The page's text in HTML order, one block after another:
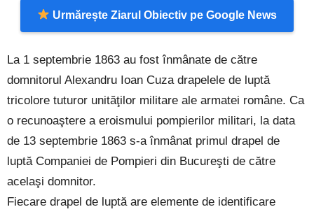
Urmărește Ziarul Obiectiv pe Google News
La 1 septembrie 1863 au fost înmânate de către
domnitorul Alexandru Ioan Cuza drapelele de luptă
tricolore tuturor unităţilor militare ale armatei române. Ca
o recunoaştere a eroismului pompierilor militari, la data
de 13 septembrie 1863 s-a înmânat primul drapel de
luptă Companiei de Pompieri din Bucureşti de către
acelaşi domnitor.
Fiecare drapel de luptă are elemente de identificare